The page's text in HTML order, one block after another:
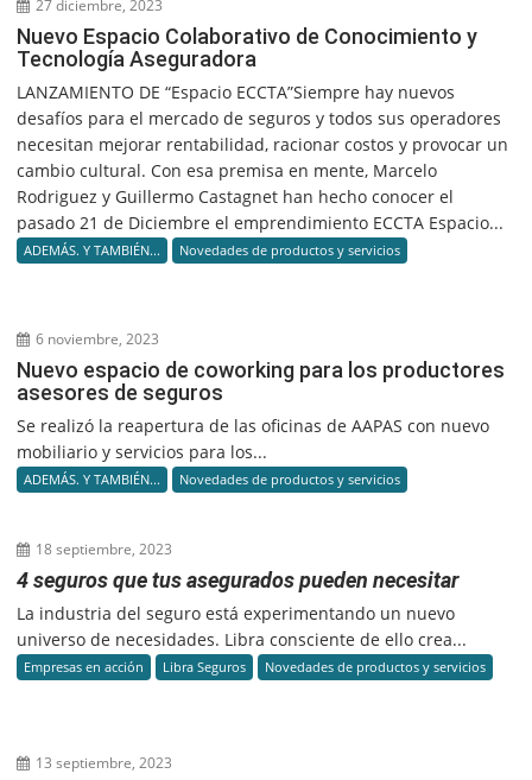
27 diciembre, 2023
Nuevo Espacio Colaborativo de Conocimiento y
Tecnología Aseguradora
LANZAMIENTO DE “Espacio ECCTA”Siempre hay nuevos
desafíos para el mercado de seguros y todos sus operadores
necesitan mejorar rentabilidad, racionar costos y provocar un
cambio cultural. Con esa premisa en mente, Marcelo
Rodriguez y Guillermo Castagnet han hecho conocer el
pasado 21 de Diciembre el emprendimiento ECCTA Espacio...
ADEMÁS. Y TAMBIÉN... Novedades de productos y servicios
6 noviembre, 2023
Nuevo espacio de coworking para los productores
asesores de seguros
Se realizó la reapertura de las oficinas de AAPAS con nuevo
mobiliario y servicios para los...
ADEMÁS. Y TAMBIÉN... Novedades de productos y servicios
18 septiembre, 2023
4 seguros que tus asegurados pueden necesitar
La industria del seguro está experimentando un nuevo
universo de necesidades. Libra consciente de ello crea...
Empresas en acción Libra Seguros Novedades de productos y servicios
13 septiembre, 2023